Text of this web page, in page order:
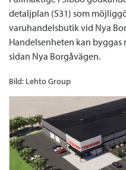
detaljplan (S31) som
varuhandelsbutik vid Nya
Handelsenheten kan
sidan Nya Borgåvägen.
Bild: Lehto Group